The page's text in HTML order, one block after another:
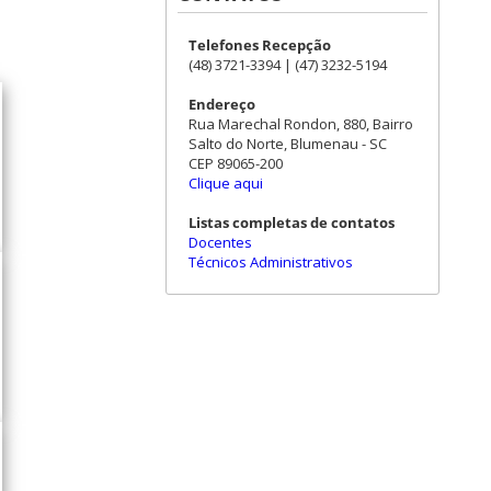
Telefones Recepção
(48) 3721-3394 | (47) 3232-5194
Endereço
Rua Marechal Rondon, 880, Bairro
Salto do Norte, Blumenau - SC
CEP 89065-200
Clique aqui
Listas completas de contatos
Docentes
Técnicos Administrativos